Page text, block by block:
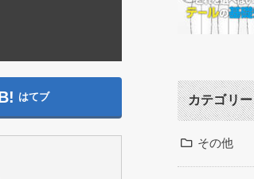
はてブ カテゴリー
その他